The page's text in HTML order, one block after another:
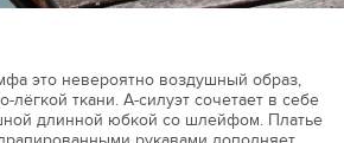
это невероятно воздушный образ,
лёгкой ткани. А-силуэт сочетает в себе
длинной юбкой со шлейфом. Платье